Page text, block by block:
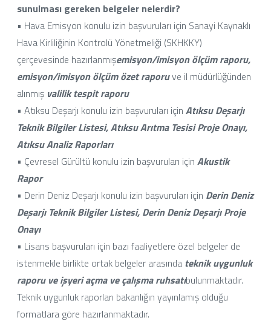
sunulması gereken belgeler nelerdir?
• Hava Emisyon konulu izin başvuruları için Sanayi Kaynaklı
Hava Kirliliğinin Kontrolü Yönetmeliği (SKHKKY)
çerçevesinde hazırlanmışemisyon/imisyon ölçüm raporu,
emisyon/imisyon ölçüm özet raporuve il müdürlüğünden
alınmış valilik tespit raporu
• Atıksu Deşarjı konulu izin başvuruları için Atıksu Deşarjı
Teknik Bilgiler Listesi, Atıksu Arıtma Tesisi Proje Onayı,
Atıksu Analiz Raporları
• Çevresel Gürültü konulu izin başvuruları için Akustik
Rapor
• Derin Deniz Deşarjı konulu izin başvuruları için Derin Deniz
Deşarjı Teknik Bilgiler Listesi, Derin Deniz Deşarjı Proje
Onayı
• Lisans başvuruları için bazı faaliyetlere özel belgeler de
istenmekle birlikte ortak belgeler arasındateknik uygunluk
raporu ve işyeri açma ve çalışma ruhsatıbulunmaktadır.
Teknik uygunluk raporları bakanlığın yayınlamış olduğu
formatlara göre hazırlanmaktadır.